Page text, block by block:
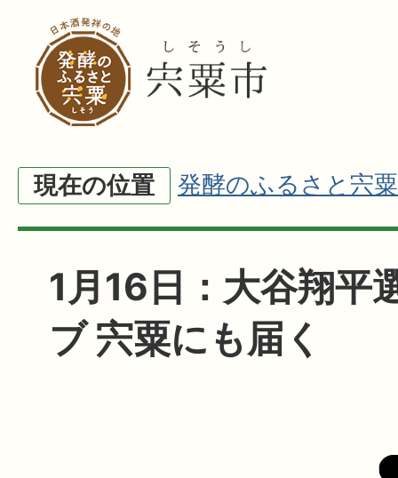
現在の位置 発酵のふるさと宍粟
1月16日：大谷翔平
ブ 宍粟にも届く